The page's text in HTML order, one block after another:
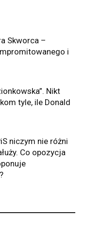
Skworca –
i
Nikt
tyle, ile Donald
niczym nie różni
Co opozycja